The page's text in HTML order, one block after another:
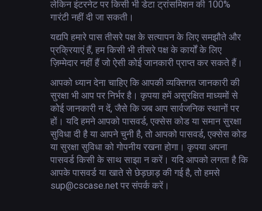
लेकिन इंटरनेट पर किसी भी डेटा ट्रांसमिशन की 100%
गारंटी नहीं दी जा सकती।
यद्यपि हमारे पास तीसरे पक्ष के सत्यापन के लिए समझौते और
प्रक्रियाएं हैं, हम किसी भी तीसरे पक्ष के कार्यों के लिए
ज़िम्मेदार नहीं हैं जो ऐसी कोई जानकारी प्राप्त कर सकते हैं।
आपको ध्यान देना चाहिए कि आपकी व्यक्तिगत जानकारी की
सुरक्षा भी आप पर निर्भर है। कृपया हमें असुरक्षित माध्यमों से
कोई जानकारी न दें, जैसे कि जब आप सार्वजनिक स्थानों पर
हों। यदि हमने आपको पासवर्ड, एक्सेस कोड या समान सुरक्षा
सुविधा दी है या आपने चुनी है, तो आपको पासवर्ड, एक्सेस कोड
या सुरक्षा सुविधा को गोपनीय रखना होगा। कृपया अपना
पासवर्ड किसी के साथ साझा न करें। यदि आपको लगता है कि
आपके पासवर्ड या खाते से छेड़छाड़ की गई है, तो हमसे
sup@cscase.net पर संपर्क करें।